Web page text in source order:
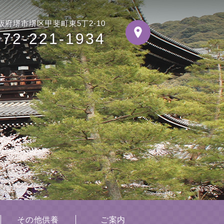
府堺市堺区甲斐町東5丁2-10
221-1934
その他供養 ご案内